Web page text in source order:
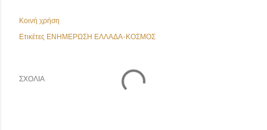
Κοινή χρήση
Ετικέτες ΕΝΗΜΕΡΩΣΗ ΕΛΛΑΔΑ-ΚΟΣΜΟΣ
ΣΧΌΛΙΑ